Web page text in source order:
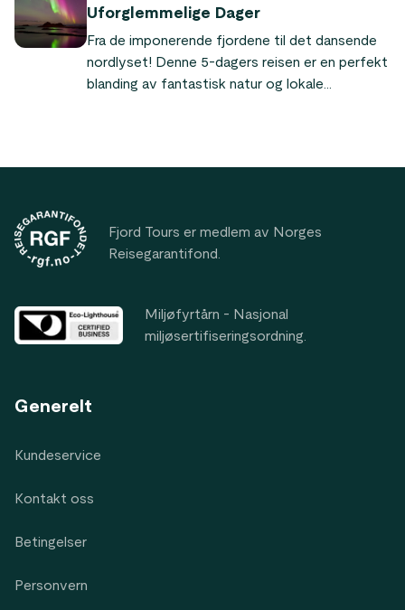
Uforglemmelige Dager
Fra de imponerende fjordene til det dansende
nordlyset! Denne 5-dagers reisen er en perfekt
blanding av fantastisk natur og lokale
Fjord Tours er medlem av Norges
Reisegarantifond.
Miljøfyrtårn - Nasjonal
miljøsertifiseringsordning.
Generelt
Kundeservice
Kontakt oss
Betingelser
Personvern